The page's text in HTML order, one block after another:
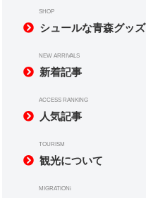
SHOP
シュールな青森グッズ
NEW ARRIVALS
新着記事
ACCESS RANKING
人気記事
TOURISM
観光について
MIGRATIONi